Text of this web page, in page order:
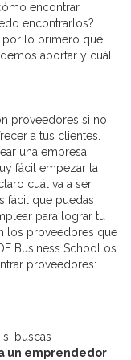
encontrar
encontrarlos?
por lo primero que
aportar y cuál
proveedores si no
a tus clientes.
una empresa
fácil empezar la
cuál va a ser
fácil que puedas
para lograr tu
los proveedores que
Business School os
proveedores:
buscas
un emprendedor